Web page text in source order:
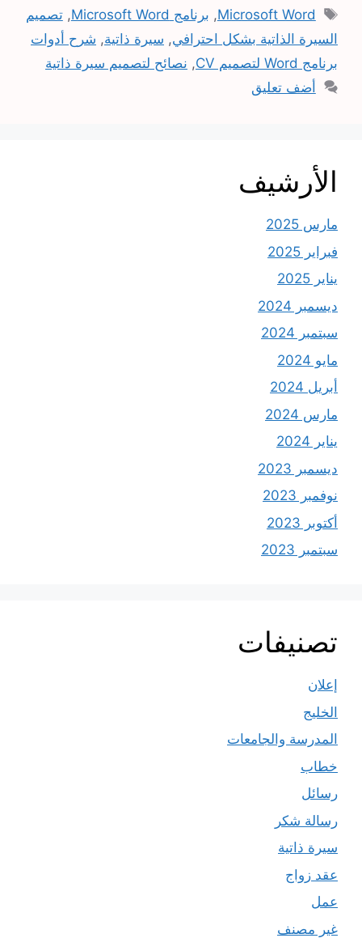
الوسوم
Microsoft Word
, برنامج Microsoft Word ,تصميم
السيرة الذاتية بشكل احترافي, سيرة ذاتية, شرح أدوات
برنامج Word لتصميم CV
, نصائح لتصميم سيرة ذاتية
أضف تعليق
الأرشيف
مارس 2025
فبراير 2025
يناير 2025
ديسمبر 2024
سبتمبر 2024
مايو 2024
أبريل 2024
مارس 2024
يناير 2024
ديسمبر 2023
نوفمبر 2023
أكتوبر 2023
سبتمبر 2023
تصنيفات
إعلان
الخليج
المدرسة والجامعات
خطاب
رسائل
رسالة شكر
سيرة ذاتية
عقد زواج
عمل
غير مصنف